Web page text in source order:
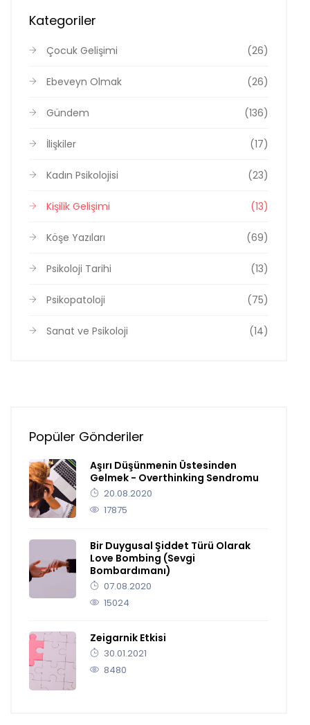
Kategoriler
Çocuk Gelişimi (26)
Ebeveyn Olmak (26)
Gündem (136)
İlişkiler (17)
Kadın Psikolojisi (23)
Kişilik Gelişimi (13)
Köşe Yazıları (69)
Psikoloji Tarihi (13)
Psikopatoloji (75)
Sanat ve Psikoloji (14)
Popüler Gönderiler
Aşırı Düşünmenin Üstesinden
Gelmek - Overthinking Sendromu
20.08.2020
17875
Bir Duygusal Şiddet Türü Olarak
Love Bombing (Sevgi
Bombardımanı)
07.08.2020
15024
Zeigarnik Etkisi
30.01.2021
8480